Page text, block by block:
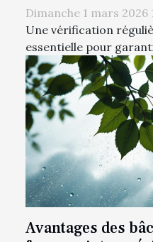
Dimanche 1 mars 2026
Une vérification
essentielle pour
Avantages des